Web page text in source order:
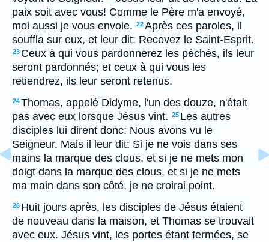
paix soit avec vous! Comme le Père m'a envoyé,
moi aussi je vous envoie. 22Après ces paroles, il
souffla sur eux, et leur dit: Recevez le Saint-Esprit.
23 Ceux à qui vous pardonnerez les péchés, ils leur
seront pardonnés; et ceux à qui vous les
retiendrez, ils leur seront retenus.
24Thomas, appelé Didyme, l'un des douze, n'était
pas avec eux lorsque Jésus vint. 25 Les autres
disciples lui dirent donc: Nous avons vu le
Seigneur. Mais il leur dit: Si je ne vois dans ses
mains la marque des clous, et si je ne mets mon
doigt dans la marque des clous, et si je ne mets
ma main dans son côté, je ne croirai point.
26 Huit jours après, les disciples de Jésus étaient
de nouveau dans la maison, et Thomas se trouvait
avec eux. Jésus vint, les portes étant fermées, se